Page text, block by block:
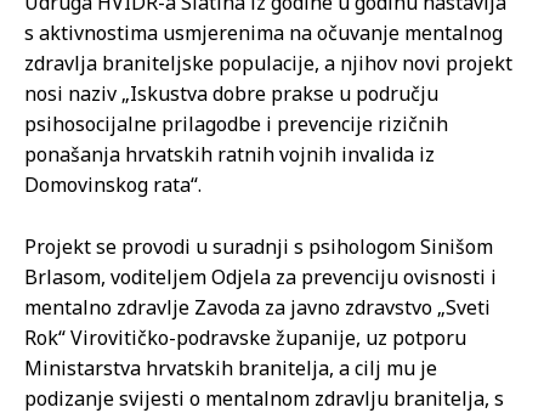
s aktivnostima usmjerenima na očuvanje mentalnog
zdravlja braniteljske populacije, a njihov novi projekt
nosi naziv „Iskustva dobre prakse u području
psihosocijalne prilagodbe i prevencije rizičnih
ponašanja hrvatskih ratnih vojnih invalida iz
Domovinskog rata“.
Projekt se provodi u suradnji s psihologom Sinišom
Brlasom, voditeljem Odjela za prevenciju ovisnosti i
mentalno zdravlje Zavoda za javno zdravstvo „Sveti
Rok“ Virovitičko-podravske županije, uz potporu
Ministarstva hrvatskih branitelja, a cilj mu je
podizanje svijesti o mentalnom zdravlju branitelja, s